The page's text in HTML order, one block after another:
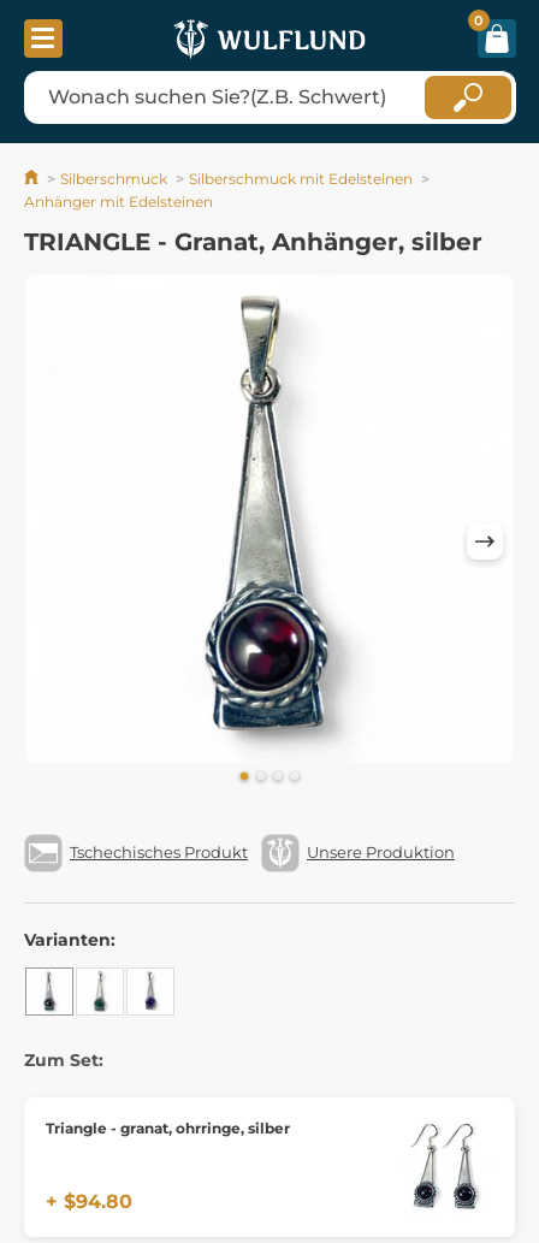
0
Silberschmuck
Silberschmuck mit Edelsteinen
Anhänger mit Edelsteinen
TRIANGLE - Granat, Anhänger, silber
Tschechisches Produkt Unsere Produktion
Varianten:
Zum Set:
Triangle - granat, ohrringe, silber
+ $94.80